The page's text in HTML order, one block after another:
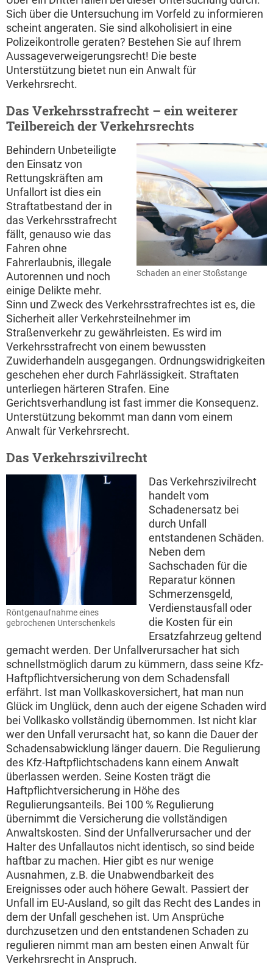
Sich über die Untersuchung im Vorfeld zu informieren
scheint angeraten. Sie sind alkoholisiert in eine
Polizeikontrolle geraten? Bestehen Sie auf Ihrem
Aussageverweigerungsrecht! Die beste
Unterstützung bietet nun ein Anwalt für
Verkehrsrecht.
Das Verkehrsstrafrecht – ein weiterer
Teilbereich der Verkehrsrechts
Schaden an einer Stoßstange
Behindern Unbeteiligte
den Einsatz von
Rettungskräften am
Unfallort ist dies ein
Straftatbestand der in
das Verkehrsstrafrecht
fällt, genauso wie das
Fahren ohne
Fahrerlaubnis, illegale
Autorennen und noch
einige Delikte mehr.
Sinn und Zweck des Verkehrsstrafrechtes ist es, die
Sicherheit aller Verkehrsteilnehmer im
Straßenverkehr zu gewährleisten. Es wird im
Verkehrsstrafrecht von einem bewussten
Zuwiderhandeln ausgegangen. Ordnungswidrigkeiten
geschehen eher durch Fahrlässigkeit. Straftaten
unterliegen härteren Strafen. Eine
Gerichtsverhandlung ist fast immer die Konsequenz.
Unterstützung bekommt man dann vom einem
Anwalt für Verkehrsrecht.
Das Verkehrszivilrecht
Röntgenaufnahme eines
gebrochenen Unterschenkels
Das Verkehrszivilrecht
handelt vom
Schadenersatz bei
durch Unfall
entstandenen Schäden.
Neben dem
Sachschaden für die
Reparatur können
Schmerzensgeld,
Verdienstausfall oder
die Kosten für ein
Ersatzfahrzeug geltend
gemacht werden. Der Unfallverursacher hat sich
schnellstmöglich darum zu kümmern, dass seine Kfz-
Haftpflichtversicherung von dem Schadensfall
erfährt. Ist man Vollkaskoversichert, hat man nun
Glück im Unglück, denn auch der eigene Schaden wird
bei Vollkasko vollständig übernommen. Ist nicht klar
wer den Unfall verursacht hat, so kann die Dauer der
Schadensabwicklung länger dauern. Die Regulierung
des Kfz-Haftpflichtschadens kann einem Anwalt
überlassen werden. Seine Kosten trägt die
Haftpflichtversicherung in Höhe des
Regulierungsanteils. Bei 100 % Regulierung
übernimmt die Versicherung die vollständigen
Anwaltskosten. Sind der Unfallverursacher und der
Halter des Unfallautos nicht identisch, so sind beide
haftbar zu machen. Hier gibt es nur wenige
Ausnahmen, z.B. die Unabwendbarkeit des
Ereignisses oder auch höhere Gewalt. Passiert der
Unfall im EU-Ausland, so gilt das Recht des Landes in
dem der Unfall geschehen ist. Um Ansprüche
durchzusetzen und den entstandenen Schaden zu
regulieren nimmt man am besten einen Anwalt für
Verkehrsrecht in Anspruch.